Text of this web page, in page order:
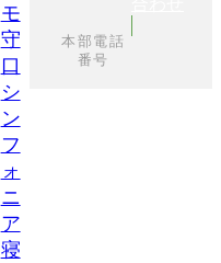
モ
守
口
シ
ン
フ
ォ
ニ
ア
寝
本部電話
番号